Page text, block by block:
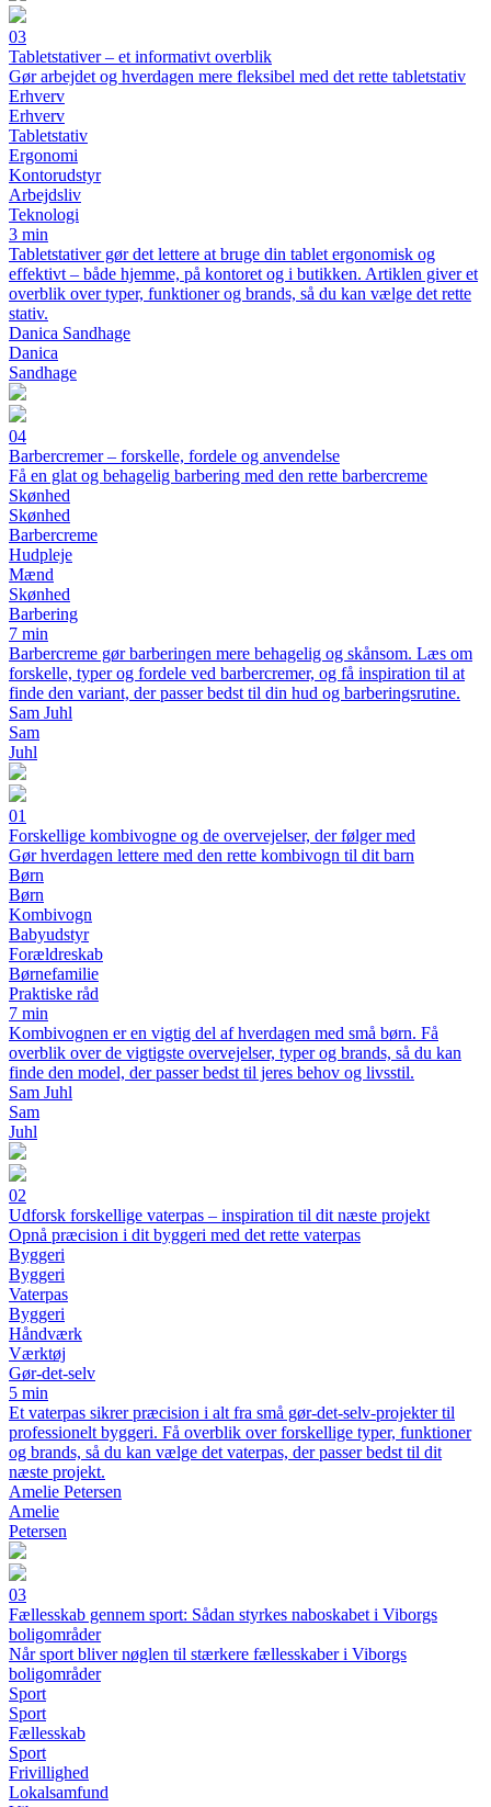
03
Tabletstativer – et informativt overblik
Gør arbejdet og hverdagen mere fleksibel med det rette tabletstativ
Erhverv
Erhverv
Tabletstativ
Ergonomi
Kontorudstyr
Arbejdsliv
Teknologi
3 min
Tabletstativer gør det lettere at bruge din tablet ergonomisk og
effektivt – både hjemme, på kontoret og i butikken. Artiklen giver et
overblik over typer, funktioner og brands, så du kan vælge det rette
stativ.
Danica Sandhage
Danica
Sandhage
04
Barbercremer – forskelle, fordele og anvendelse
Få en glat og behagelig barbering med den rette barbercreme
Skønhed
Skønhed
Barbercreme
Hudpleje
Mænd
Skønhed
Barbering
7 min
Barbercreme gør barberingen mere behagelig og skånsom. Læs om
forskelle, typer og fordele ved barbercremer, og få inspiration til at
finde den variant, der passer bedst til din hud og barberingsrutine.
Sam Juhl
Sam
Juhl
01
Forskellige kombivogne og de overvejelser, der følger med
Gør hverdagen lettere med den rette kombivogn til dit barn
Børn
Børn
Kombivogn
Babyudstyr
Forældreskab
Børnefamilie
Praktiske råd
7 min
Kombivognen er en vigtig del af hverdagen med små børn. Få
overblik over de vigtigste overvejelser, typer og brands, så du kan
finde den model, der passer bedst til jeres behov og livsstil.
Sam Juhl
Sam
Juhl
02
Udforsk forskellige vaterpas – inspiration til dit næste projekt
Opnå præcision i dit byggeri med det rette vaterpas
Byggeri
Byggeri
Vaterpas
Byggeri
Håndværk
Værktøj
Gør-det-selv
5 min
Et vaterpas sikrer præcision i alt fra små gør-det-selv-projekter til
professionelt byggeri. Få overblik over forskellige typer, funktioner
og brands, så du kan vælge det vaterpas, der passer bedst til dit
næste projekt.
Amelie Petersen
Amelie
Petersen
03
Fællesskab gennem sport: Sådan styrkes naboskabet i Viborgs
boligområder
Når sport bliver nøglen til stærkere fællesskaber i Viborgs
boligområder
Sport
Sport
Fællesskab
Sport
Frivillighed
Lokalsamfund